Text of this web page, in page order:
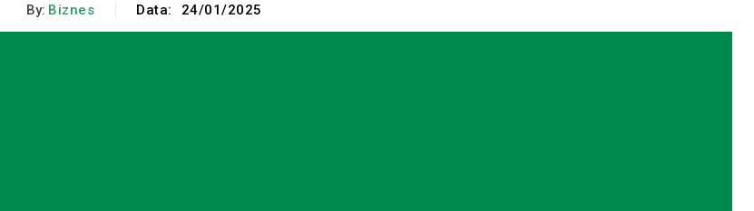
By: Biznes Data: 24/01/2025